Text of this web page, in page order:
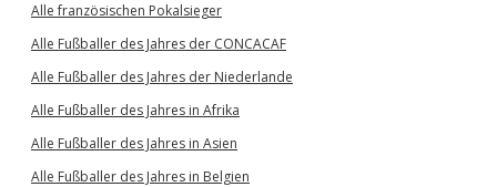
Alle französischen Pokalsieger
Alle Fußballer des Jahres der CONCACAF
Alle Fußballer des Jahres der Niederlande
Alle Fußballer des Jahres in Afrika
Alle Fußballer des Jahres in Asien
Alle Fußballer des Jahres in Belgien